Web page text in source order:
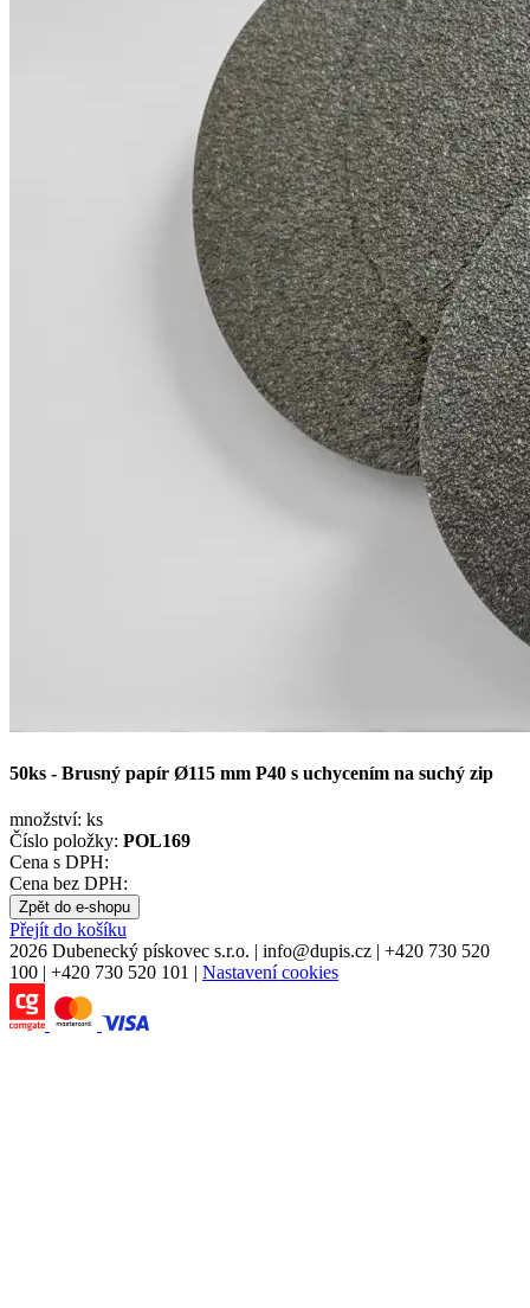
50ks - Brusný papír Ø115 mm P40 s uchycením na suchý zip
množství: ks
Číslo položky: POL169
Cena s DPH:
Cena bez DPH:
Zpět do e-shopu
Přejít do košíku
2026 Dubenecký pískovec s.r.o. | info@dupis.cz | +420 730 520
100 | +420 730 520 101 | Nastavení cookies